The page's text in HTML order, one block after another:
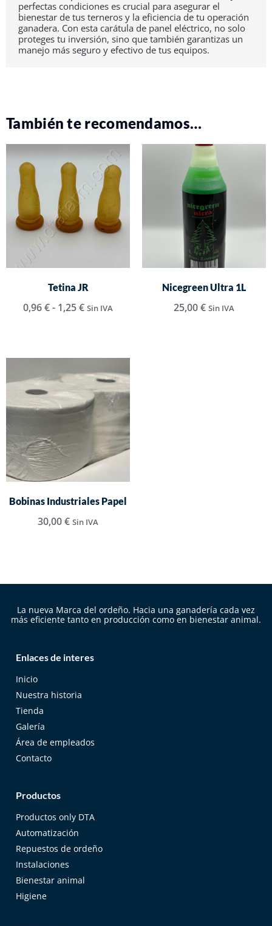
perfectas condiciones es crucial para asegurar el
bienestar de tus terneros y la eficiencia de tu operación
ganadera. Con esta carátula de panel eléctrico, no solo
proteges tu inversión, sino que también garantizas un
manejo más seguro y efectivo de tus equipos.
También te recomendamos…
Tetina JR
0,96€- 1,25€ Sin IVA
Nicegreen Ultra 1L
25,00€ Sin IVA
Bobinas Industriales Papel
30,00€ Sin IVA
La nueva Marca del ordeño. Hacia una ganadería cada vez
más eficiente tanto en producción como en bienestar animal.
Enlaces de interes
Inicio
Nuestra historia
Tienda
Galería
Área de empleados
Contacto
Productos
Productos only DTA
Automatización
Repuestos de ordeño
Instalaciones
Bienestar animal
Higiene